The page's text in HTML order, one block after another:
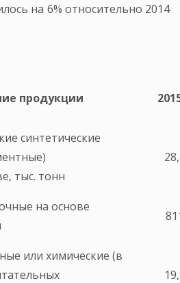
на 6% относительно 2014
продукции
синтетические
тыс. тонн
на основе
или химические (в